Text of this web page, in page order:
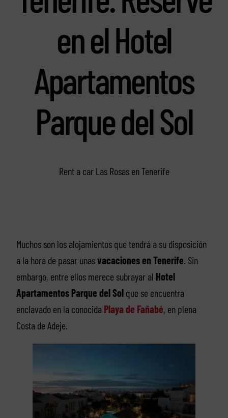
en el Hotel
Apartamentos
Parque del Sol
Rent a car Las Rosas en Tenerife
Muchos son los alojamientos que tendrá a su disposición
a la hora de pasar unasvacaciones en Tenerife. Sin
embargo, entre ellos merece subrayar al Hotel
Apartamentos Parque del Solque se encuentra
enclavado en la conocida Playa de Fañabé, en plena
Costa de Adeje.